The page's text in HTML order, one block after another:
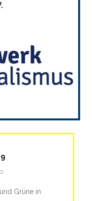
Grüne in